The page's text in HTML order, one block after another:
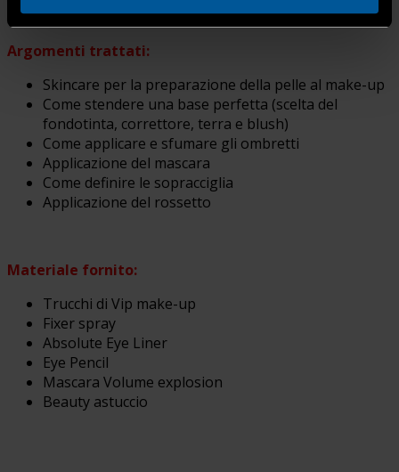
Argomenti trattati:
Skincare per la preparazione della pelle al make-up
Come stendere una base perfetta (scelta del
fondotinta, correttore, terra e blush)
Come applicare e sfumare gli ombretti
Applicazione del mascara
Come definire le sopracciglia
Applicazione del rossetto
Materiale fornito:
Trucchi di Vip make-up
Fixer spray
Absolute Eye Liner
Eye Pencil
Mascara Volume explosion
Beauty astuccio